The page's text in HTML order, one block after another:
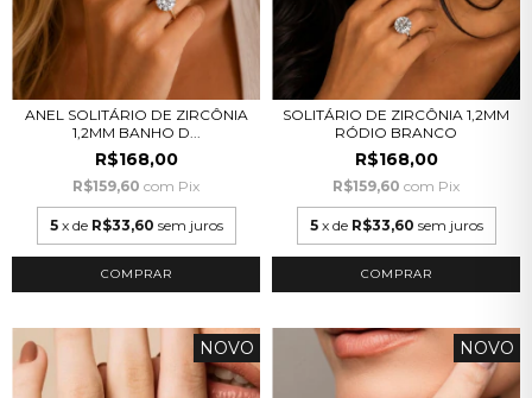
ANEL SOLITÁRIO DE ZIRCÔNIA
1,2MM BANHO D...
R$168,00
R$159,60 com Pix
5 x de R$33,60 sem juros
COMPRAR
SOLITÁRIO DE ZIRCÔNIA 1,2MM
RÓDIO BRANCO
R$168,00
R$159,60 com Pix
5 x de R$33,60 sem juros
COMPRAR
NOVO NOVO